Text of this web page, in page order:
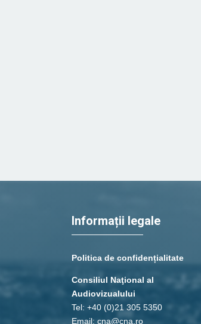
Informații legale
Politica de confidențialitate
Consiliul Naţional al
Audiovizualului
Tel: +40 (0)21 305 5350
Email: cna@cna.ro